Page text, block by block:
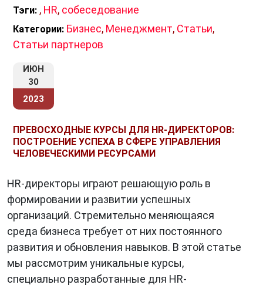
также организационные процедуры.
Подбор и найм.HR-отдел отбирает
кандидатов, оценивая их компетенции и
Обучение и развитие.
планирование и проведение обучающих
программ, а также оценку их эффективности.
производительностью.Оценка
производительности, выявление проблем и
Корпоративная культура и коммуникации.
HR разрабатывает стратегии по созданию
положительной корпоративной среды,
способствующей продуктивной работе.
III. Роль HR в Развитии Организации
Тэги: , HR, собеседование
Категории: Бизнес, Менеджмент, Статьи,
Статьи партнеров
ИЮН
30
2023
ПРЕВОСХОДНЫЕ КУРСЫ ДЛЯ HR-ДИРЕКТОРОВ:
ПОСТРОЕНИЕ УСПЕХА В СФЕРЕ УПРАВЛЕНИЯ
ЧЕЛОВЕЧЕСКИМИ РЕСУРСАМИ
HR-директоры играют решающую роль в
формировании и развитии успешных
организаций. Стремительно меняющаяся
среда бизнеса требует от них постоянного
развития и обновления навыков. В этой статье
мы рассмотрим уникальные курсы,
специально разработанные для HR-